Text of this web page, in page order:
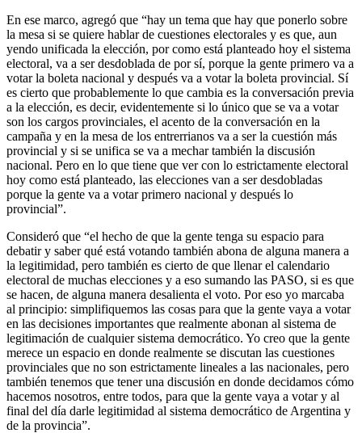
En ese marco, agregó que “hay un tema que hay que ponerlo sobre
la mesa si se quiere hablar de cuestiones electorales y es que, aun
yendo unificada la elección, por como está planteado hoy el sistema
electoral, va a ser desdoblada de por sí, porque la gente primero va a
votar la boleta nacional y después va a votar la boleta provincial. Sí
es cierto que probablemente lo que cambia es la conversación previa
a la elección, es decir, evidentemente si lo único que se va a votar
son los cargos provinciales, el acento de la conversación en la
campaña y en la mesa de los entrerrianos va a ser la cuestión más
provincial y si se unifica se va a mechar también la discusión
nacional. Pero en lo que tiene que ver con lo estrictamente electoral
hoy como está planteado, las elecciones van a ser desdobladas
porque la gente va a votar primero nacional y después lo
provincial”.
Consideró que “el hecho de que la gente tenga su espacio para
debatir y saber qué está votando también abona de alguna manera a
la legitimidad, pero también es cierto de que llenar el calendario
electoral de muchas elecciones y a eso sumando las PASO, si es que
se hacen, de alguna manera desalienta el voto. Por eso yo marcaba
al principio: simplifiquemos las cosas para que la gente vaya a votar
en las decisiones importantes que realmente abonan al sistema de
legitimación de cualquier sistema democrático. Yo creo que la gente
merece un espacio en donde realmente se discutan las cuestiones
provinciales que no son estrictamente lineales a las nacionales, pero
también tenemos que tener una discusión en donde decidamos cómo
hacemos nosotros, entre todos, para que la gente vaya a votar y al
final del día darle legitimidad al sistema democrático de Argentina y
de la provincia”.